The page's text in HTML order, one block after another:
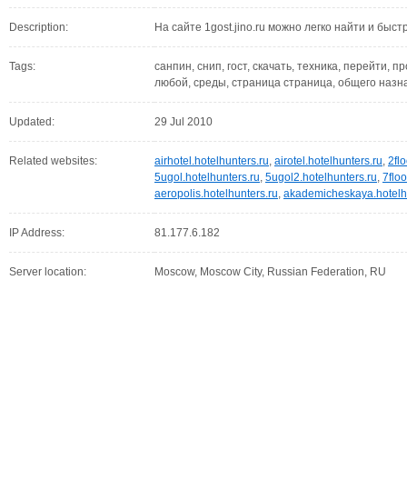
Description: На сайте 1gost.jino.ru можно легко найти и
Tags:
санпин, снип, гост, скачать, техника, перейти,
любой, среды, страница страница, общего
Updated: 29 Jul 2010
Related websites: airhotel.hotelhunters.ru, airotel.hotelhunters.ru,
5ugol.hotelhunters.ru, 5ugol2.hotelhunters.ru,
aeropolis.hotelhunters.ru,
IP Address: 81.177.6.182
Server location: Moscow, Moscow City, Russian Federation, RU